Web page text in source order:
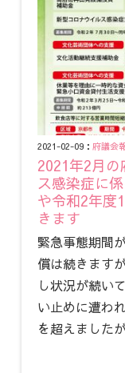
2021-02-09：府議会
2021年2月
ス感染症に
や令和2年度
きます
緊急事態期間
償は続きます
し状況が続い
い止めに遭わ
を超えました